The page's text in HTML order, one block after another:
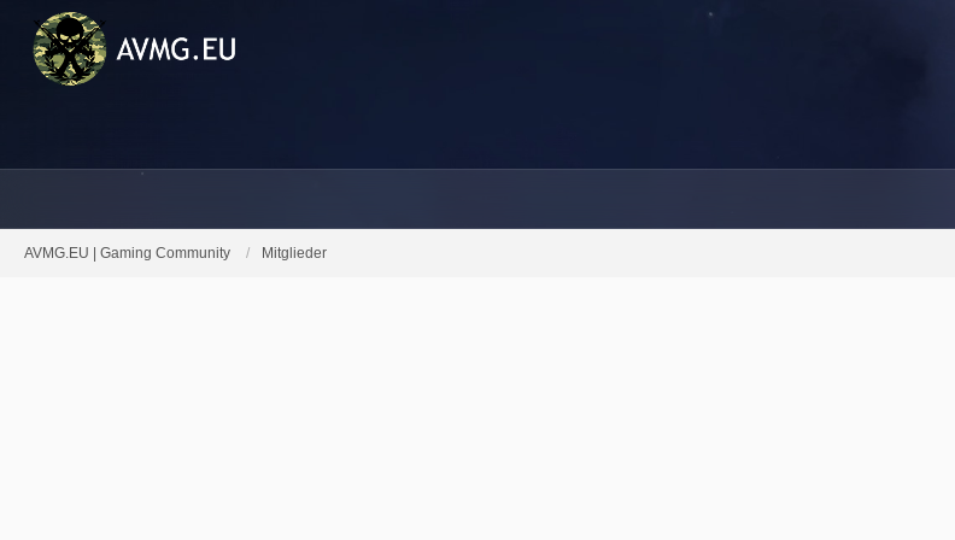
AVMG.EU | Gaming Community Mitglieder